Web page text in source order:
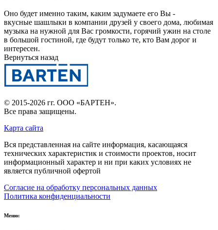
Оно будет именно таким, каким задумаете его Вы -
вкусные шашлыки в компании друзей у своего дома, любимая
музыка на нужной для Вас громкости, горячий ужин на столе
в большой гостиной, где будут только те, кто Вам дорог и
интересен.
Вернуться назад
© 2015-2026 гг. ООО «БАРТЕН».
Все права защищены.
Карта сайта
Вся представленная на сайте информация, касающаяся
технических характеристик и стоимости проектов, носит
информационный характер и ни при каких условиях не
является публичной офертой
Согласие на обработку персональных данных
Политика конфиденциальности
Меню: